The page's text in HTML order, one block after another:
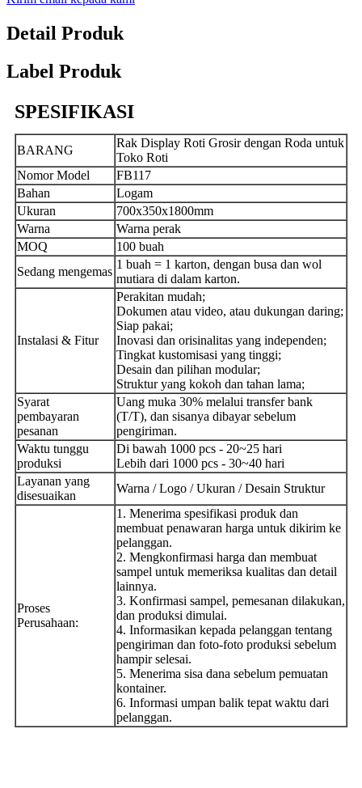
Detail Produk
Label Produk
SPESIFIKASI
BARANG
Rak Display Roti Grosir dengan Roda untuk
Toko Roti
Nomor Model
FB117
Bahan
Logam
Ukuran
700x350x1800mm
Warna
Warna perak
MOQ
100 buah
Sedang mengemas
1 buah = 1 karton, dengan busa dan wol
mutiara di dalam karton.
Instalasi & Fitur
Perakitan mudah;
Dokumen atau video, atau dukungan daring;
Siap pakai;
Inovasi dan orisinalitas yang independen;
Tingkat kustomisasi yang tinggi;
Desain dan pilihan modular;
Struktur yang kokoh dan tahan lama;
Syarat
pembayaran
pesanan
Uang muka 30% melalui transfer bank
(T/T), dan sisanya dibayar sebelum
pengiriman.
Waktu tunggu
produksi
Di bawah 1000 pcs - 20~25 hari
Lebih dari 1000 pcs - 30~40 hari
Layanan yang
disesuaikan
Warna / Logo / Ukuran / Desain Struktur
Proses
Perusahaan:
1. Menerima spesifikasi produk dan
membuat penawaran harga untuk dikirim ke
pelanggan.
2. Mengkonfirmasi harga dan membuat
sampel untuk memeriksa kualitas dan detail
lainnya.
3. Konfirmasi sampel, pemesanan dilakukan,
dan produksi dimulai.
4. Informasikan kepada pelanggan tentang
pengiriman dan foto-foto produksi sebelum
hampir selesai.
5. Menerima sisa dana sebelum pemuatan
kontainer.
6. Informasi umpan balik tepat waktu dari
pelanggan.